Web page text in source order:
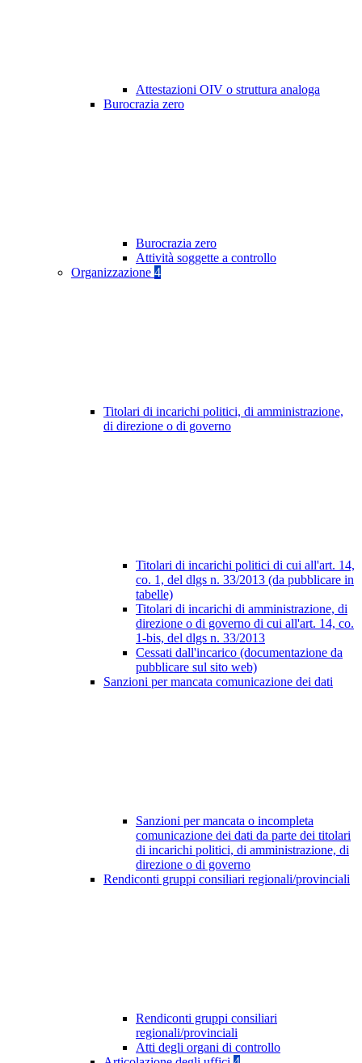
Attestazioni OIV o struttura analoga
Burocrazia zero
Burocrazia zero
Attività soggette a controllo
Organizzazione 4
Titolari di incarichi politici, di amministrazione,
di direzione o di governo
Titolari di incarichi politici di cui all'art. 14,
co. 1, del dlgs n. 33/2013 (da pubblicare in
tabelle)
Titolari di incarichi di amministrazione, di
direzione o di governo di cui all'art. 14, co.
1-bis, del dlgs n. 33/2013
Cessati dall'incarico (documentazione da
pubblicare sul sito web)
Sanzioni per mancata comunicazione dei dati
Sanzioni per mancata o incompleta
comunicazione dei dati da parte dei titolari
di incarichi politici, di amministrazione, di
direzione o di governo
Rendiconti gruppi consiliari regionali/provinciali
Rendiconti gruppi consiliari
regionali/provinciali
Atti degli organi di controllo